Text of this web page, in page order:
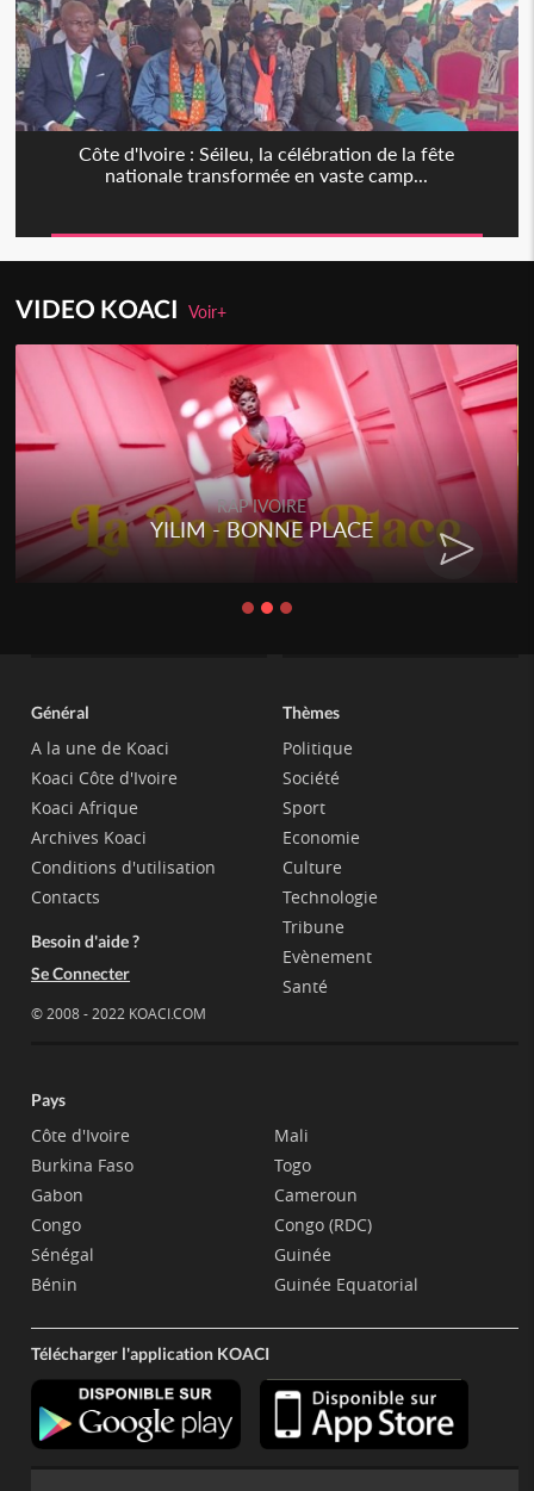
Côte d'Ivoire : Séileu, la célébration de la fête
nationale transformée en vaste camp...
VIDEO KOACIVoir+
RAP IVOIRE
YILIM - BONNE PLACE
Général
A la une de Koaci
Koaci Côte d'Ivoire
Koaci Afrique
Archives Koaci
Conditions d'utilisation
Contacts
Besoin d'aide ?
Se Connecter
© 2008 - 2022 KOACI.COM
Thèmes
Politique
Société
Sport
Economie
Culture
Technologie
Tribune
Evènement
Santé
Pays
Côte d'Ivoire
Burkina Faso
Gabon
Congo
Sénégal
Bénin
Mali
Togo
Cameroun
Congo (RDC)
Guinée
Guinée Equatorial
Télécharger l'application KOACI